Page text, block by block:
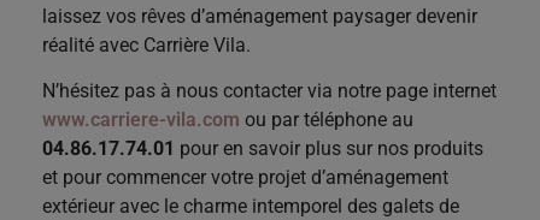
laissez vos rêves d’aménagement paysager devenir
réalité avec Carrière Vila.
N’hésitez pas à nous contacter via notre page internet
www.carriere-vila.com ou par téléphone au
04.86.17.74.01 pour en savoir plus sur nos produits
et pour commencer votre projet d’aménagement
extérieur avec le charme intemporel des galets de